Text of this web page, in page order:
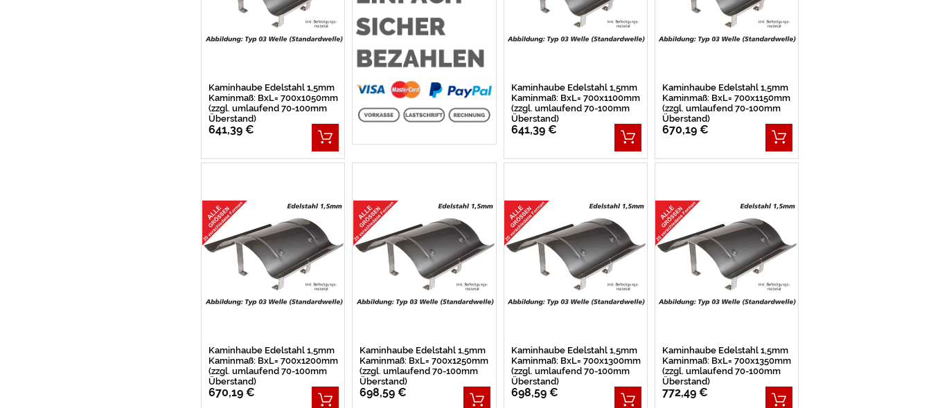
Kaminhaube Edelstahl 1,5mm
Kaminmaß: BxL= 700x1050mm
(zzgl. umlaufend 70-100mm
Überstand)
641,39 €
Kaminhaube Edelstahl 1,5mm
Kaminmaß: BxL= 700x1100mm
(zzgl. umlaufend 70-100mm
Überstand)
641,39 €
Kaminhaube Edelstahl 1,5mm
Kaminmaß: BxL= 700x1150mm
(zzgl. umlaufend 70-100mm
Überstand)
670,19 €
Kaminhaube Edelstahl 1,5mm
Kaminmaß: BxL= 700x1200mm
(zzgl. umlaufend 70-100mm
Überstand)
670,19 €
Kaminhaube Edelstahl 1,5mm
Kaminmaß: BxL= 700x1250mm
(zzgl. umlaufend 70-100mm
Überstand)
698,59 €
Kaminhaube Edelstahl 1,5mm
Kaminmaß: BxL= 700x1300mm
(zzgl. umlaufend 70-100mm
Überstand)
698,59 €
Kaminhaube Edelstahl 1,5mm
Kaminmaß: BxL= 700x1350mm
(zzgl. umlaufend 70-100mm
Überstand)
772,49 €